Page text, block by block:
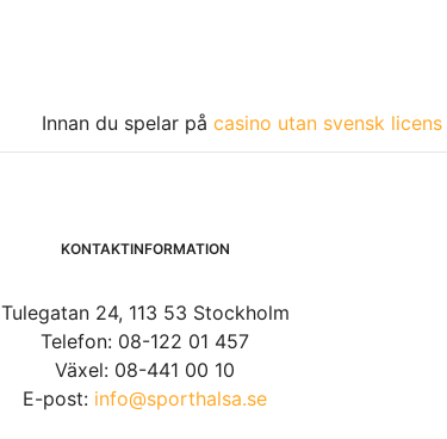
Innan du spelar på casino utan svensk licens
KONTAKTINFORMATION
Tulegatan 24, 113 53 Stockholm
Telefon: 08-122 01 457
Växel: 08-441 00 10
E-post: info@sporthalsa.se